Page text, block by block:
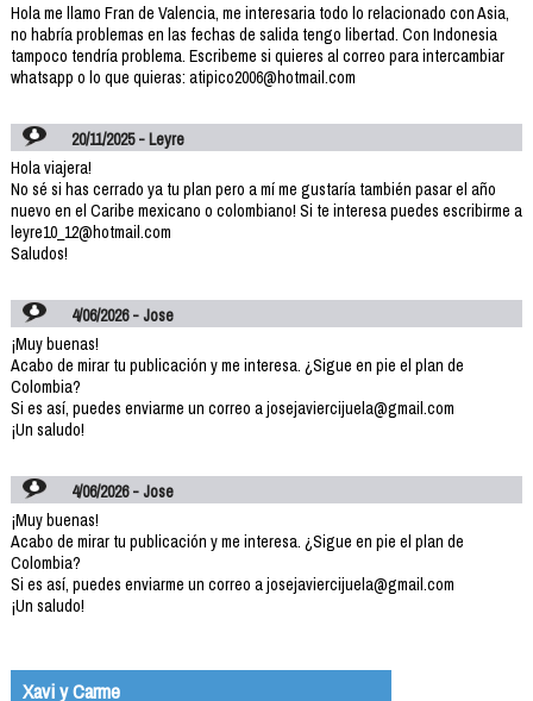
Hola me llamo Fran de Valencia, me interesaria todo lo relacionado con Asia,
no habría problemas en las fechas de salida tengo libertad. Con Indonesia
tampoco tendría problema. Escribeme si quieres al correo para intercambiar
whatsapp o lo que quieras: atipico2006@hotmail.com
20/11/2025 - Leyre
Hola viajera!
No sé si has cerrado ya tu plan pero a mí me gustaría también pasar el año
nuevo en el Caribe mexicano o colombiano! Si te interesa puedes escribirme a
leyre10_12@hotmail.com
Saludos!
4/06/2026 - Jose
¡Muy buenas!
Acabo de mirar tu publicación y me interesa. ¿Sigue en pie el plan de
Colombia?
Si es así, puedes enviarme un correo a josejaviercijuela@gmail.com
¡Un saludo!
4/06/2026 - Jose
¡Muy buenas!
Acabo de mirar tu publicación y me interesa. ¿Sigue en pie el plan de
Colombia?
Si es así, puedes enviarme un correo a josejaviercijuela@gmail.com
¡Un saludo!
Xavi y Carme